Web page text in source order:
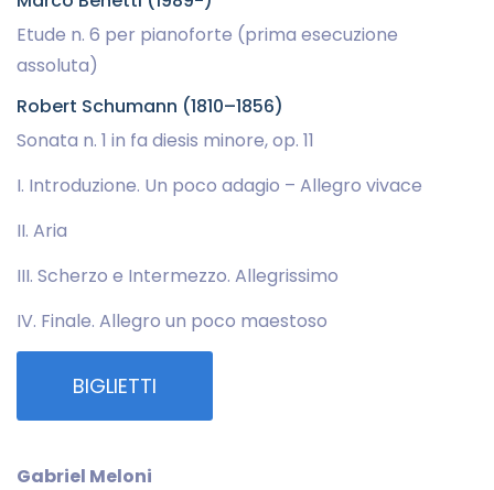
Etude n. 6 per pianoforte (prima esecuzione
assoluta)
Robert Schumann (1810–1856)
Sonata n. 1 in fa diesis minore, op. 11
I. Introduzione. Un poco adagio – Allegro vivace
II. Aria
III. Scherzo e Intermezzo. Allegrissimo
IV. Finale. Allegro un poco maestoso
BIGLIETTI
Gabriel Meloni